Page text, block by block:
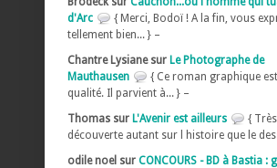
d'Arc
{ Merci, Bodoï ! A la fin, vous
tellement bien... } –
Chantre Lysiane sur Le Photographe de
Mauthausen
{ Ce roman graphique
qualité. Il parvient à... } –
Thomas sur L'Avenir est ailleurs
{
découverte autant sur l histoire que le
odile noel sur CONCOURS - BD à Bastia :